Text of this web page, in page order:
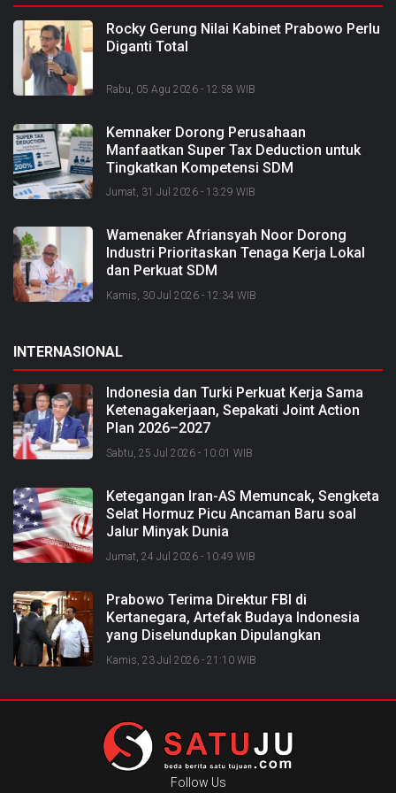
Rocky Gerung Nilai Kabinet Prabowo Perlu
Diganti Total
Rabu, 05 Agu 2026 - 12:58 WIB
Kemnaker Dorong Perusahaan
Manfaatkan Super Tax Deduction untuk
Tingkatkan Kompetensi SDM
Jumat, 31 Jul 2026 - 13:29 WIB
Wamenaker Afriansyah Noor Dorong
Industri Prioritaskan Tenaga Kerja Lokal
dan Perkuat SDM
Kamis, 30 Jul 2026 - 12:34 WIB
INTERNASIONAL
Indonesia dan Turki Perkuat Kerja Sama
Ketenagakerjaan, Sepakati Joint Action
Plan 2026–2027
Sabtu, 25 Jul 2026 - 10:01 WIB
Ketegangan Iran-AS Memuncak, Sengketa
Selat Hormuz Picu Ancaman Baru soal
Jalur Minyak Dunia
Jumat, 24 Jul 2026 - 10:49 WIB
Prabowo Terima Direktur FBI di
Kertanegara, Artefak Budaya Indonesia
yang Diselundupkan Dipulangkan
Kamis, 23 Jul 2026 - 21:10 WIB
Follow Us